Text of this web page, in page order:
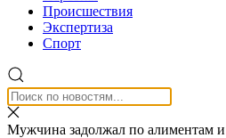
Происшествия
Экспертиза
Спорт
Мужчина задолжал по алиментам